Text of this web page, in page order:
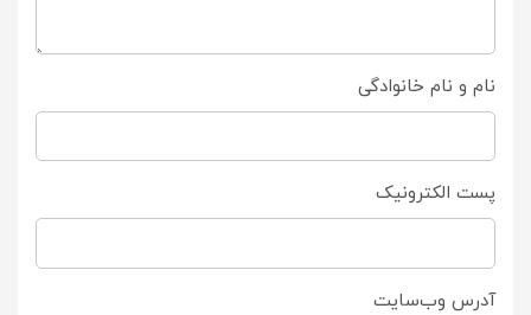
نام و نام خانوادگی
پست الکترونیک
آدرس وب‌سایت